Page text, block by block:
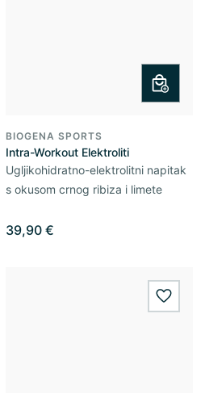
BIOGENA SPORTS
Intra-Workout Elektroliti
Ugljikohidratno-elektrolitni napitak
s okusom crnog ribiza i limete
39,90 €